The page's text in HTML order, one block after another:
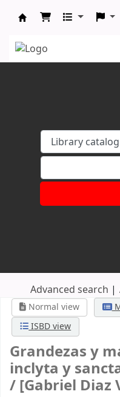
Advanced search
Normal view
ISBD view
Grandezas y
inclyta y
/[Gabriel Diaz